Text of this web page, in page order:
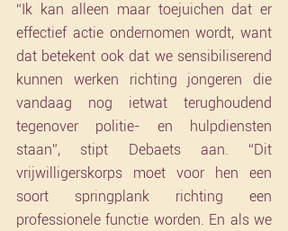
“Ik kan alleen maar toejuichen dat er
effectief actie ondernomen wordt, want
dat betekent ook dat we sensibiliserend
kunnen werken richting jongeren die
vandaag nog ietwat terughoudend
tegenover politie- en hulpdiensten
staan”, stipt Debaets aan. “Dit
vrijwilligerskorps moet voor hen een
soort springplank richting een
professionele functie worden. En als we